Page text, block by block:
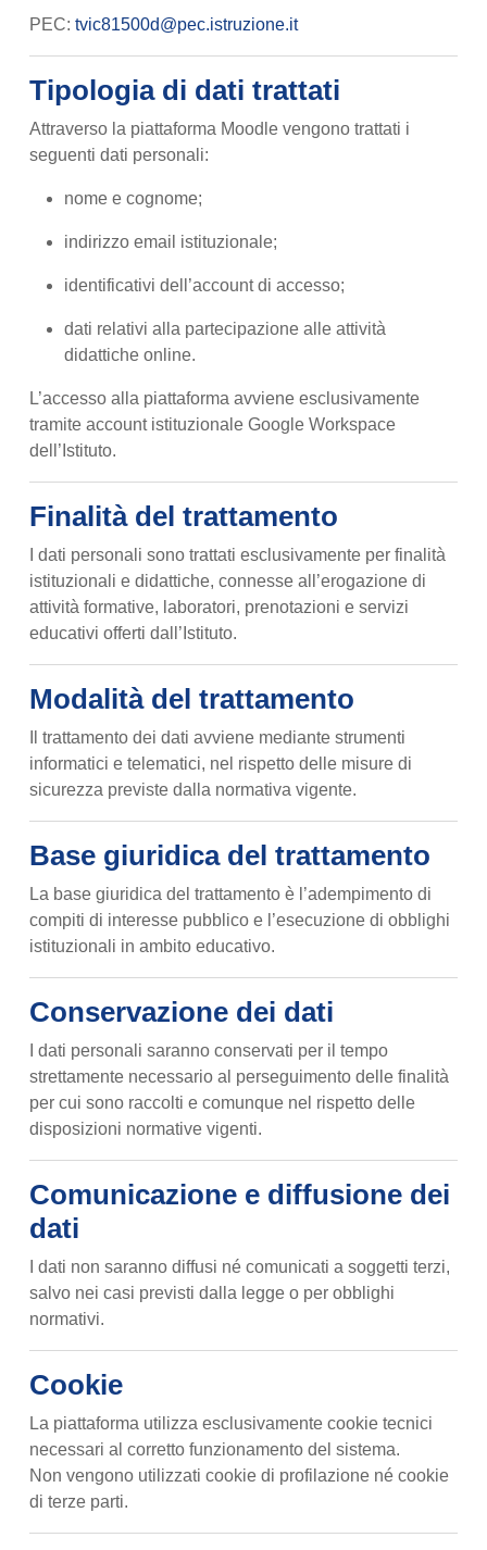
PEC: tvic81500d@pec.istruzione.it
Tipologia di dati trattati
Attraverso la piattaforma Moodle vengono trattati i
seguenti dati personali:
nome e cognome;
indirizzo email istituzionale;
identificativi dell’account di accesso;
dati relativi alla partecipazione alle attività
didattiche online.
L’accesso alla piattaforma avviene esclusivamente
tramite account istituzionale Google Workspace
dell’Istituto.
Finalità del trattamento
I dati personali sono trattati esclusivamente per finalità
istituzionali e didattiche, connesse all’erogazione di
attività formative, laboratori, prenotazioni e servizi
educativi offerti dall’Istituto.
Modalità del trattamento
Il trattamento dei dati avviene mediante strumenti
informatici e telematici, nel rispetto delle misure di
sicurezza previste dalla normativa vigente.
Base giuridica del trattamento
La base giuridica del trattamento è l’adempimento di
compiti di interesse pubblico e l’esecuzione di obblighi
istituzionali in ambito educativo.
Conservazione dei dati
I dati personali saranno conservati per il tempo
strettamente necessario al perseguimento delle finalità
per cui sono raccolti e comunque nel rispetto delle
disposizioni normative vigenti.
Comunicazione e diffusione dei
dati
I dati non saranno diffusi né comunicati a soggetti terzi,
salvo nei casi previsti dalla legge o per obblighi
normativi.
Cookie
La piattaforma utilizza esclusivamente cookie tecnici
necessari al corretto funzionamento del sistema.
Non vengono utilizzati cookie di profilazione né cookie
di terze parti.